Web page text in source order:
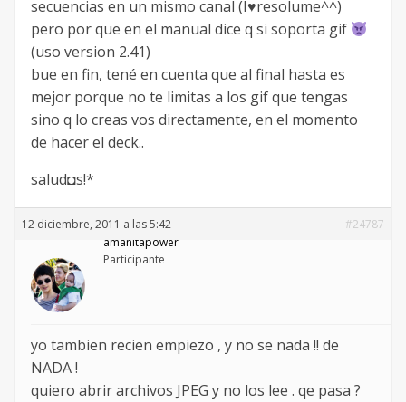
secuencias en un mismo canal (I♥resolume^^)
pero por que en el manual dice q si soporta gif
(uso version 2.41)
bue en fin, tené en cuenta que al final hasta es
mejor porque no te limitas a los gif que tengas
sino q lo creas vos directamente, en el momento
de hacer el deck..
salud◘s!*
12 diciembre, 2011 a las 5:42
#24787
amanitapower
Participante
yo tambien recien empiezo , y no se nada !! de
NADA !
quiero abrir archivos JPEG y no los lee . qe pasa ?